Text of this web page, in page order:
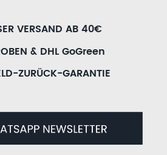
VERSAND AB 40€
& DHL GoGreen
ZURÜCK-GARANTIE